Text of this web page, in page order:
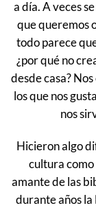
a día. A veces
que queremos
todo parece
¿por qué no
desde casa?
los que nos
nos
Hicieron algo
cultura como
amante de las
durante años